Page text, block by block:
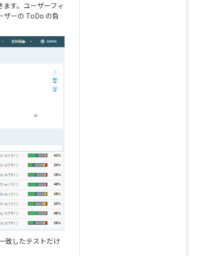
す。ユーザーフィ
ザーの ToDo の負
致したテストだけ